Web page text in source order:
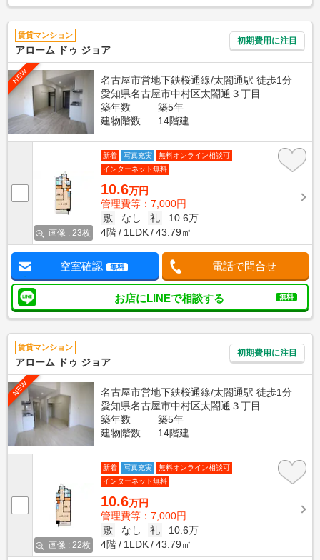
賃貸マンション
アローム ドゥ ジョア
初期費用に注目
NEW
名古屋市営地下鉄桜通線/太閤通駅 徒歩1分
愛知県名古屋市中村区太閤通３丁目
築年数
築5年
建物階数
14階建
画像 : 23枚
新着 写真充実
無料オンライン相談可
インターネット無料
10.6万円
管理費等：7,000円
敷
なし 礼
10.6万
4階
1LDK 43.79㎡
空室確認 無料 電話で問合せ
お店にLINEで相談する 無料
賃貸マンション
アローム ドゥ ジョア
初期費用に注目
NEW
名古屋市営地下鉄桜通線/太閤通駅 徒歩1分
愛知県名古屋市中村区太閤通３丁目
築年数
築5年
建物階数
14階建
画像 : 22枚
新着 写真充実
無料オンライン相談可
インターネット無料
10.6万円
管理費等：7,000円
敷
なし 礼
10.6万
4階
1LDK 43.79㎡